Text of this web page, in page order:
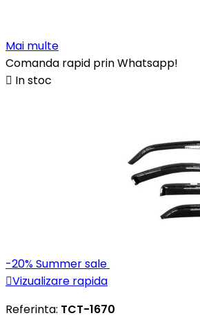
Mai multe
Comanda rapid prin Whatsapp!
 In stoc
-20%Summer sale
Vizualizare rapida
Referinta: TCT-1670